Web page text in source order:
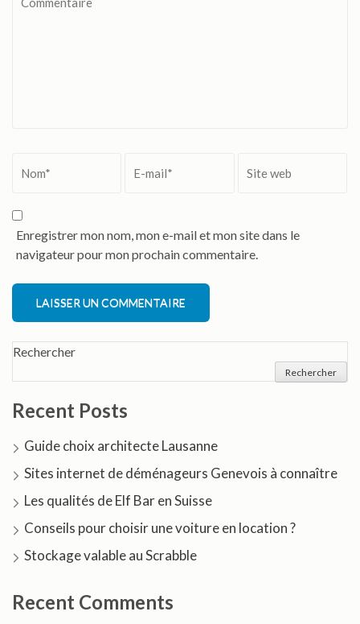
web
Enregistrer mon nom, mon e-mail et mon site dans le
navigateur pour mon prochain commentaire.
Alternative:
Rechercher
Rechercher
Recent Posts
Guide choix architecte Lausanne
Sites internet de déménageurs Genevois à connaître
Les qualités de Elf Bar en Suisse
Conseils pour choisir une voiture en location ?
Stockage valable au Scrabble
Recent Comments